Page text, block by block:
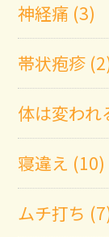
神経痛 (3)
帯状疱疹
体は変われ
寝違え (10)
ムチ打ち